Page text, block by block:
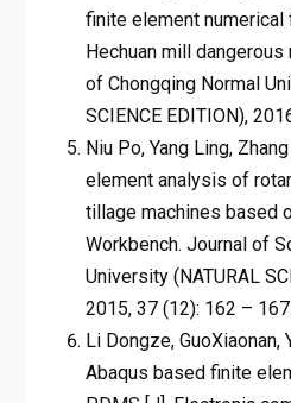
finite element numerical
Hechuan mill
of Chongqing Normal
SCIENCE EDITION),
Niu Po, Yang Ling,
element analysis of
tillage machines based
Workbench. Journal of
University (NATURAL
2015, 37 (12): 162 – 167.
Li Dongze, GuoXiaonan,
Abaqus based finite